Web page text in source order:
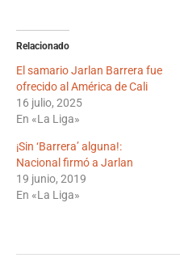
Relacionado
El samario Jarlan Barrera fue
ofrecido al América de Cali
16 julio, 2025
En «La Liga»
¡Sin ‘Barrera’ alguna!:
Nacional firmó a Jarlan
19 junio, 2019
En «La Liga»